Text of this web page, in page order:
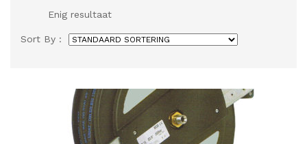
Enig resultaat
Sort By :